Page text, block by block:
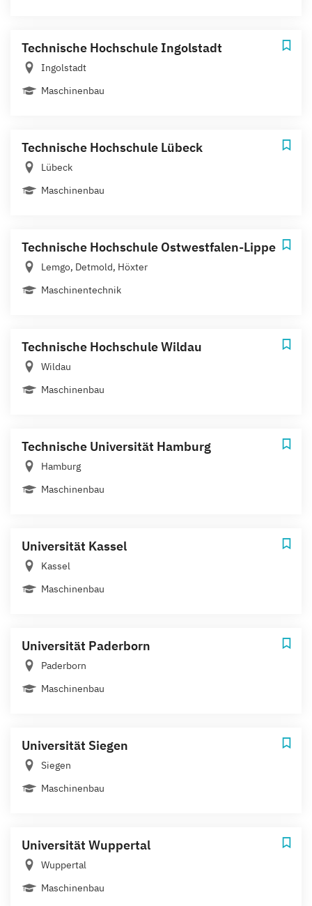
Technische Hochschule Ingolstadt
Ingolstadt
Maschinenbau
Technische Hochschule Lübeck
Lübeck
Maschinenbau
Technische Hochschule Ostwestfalen-Lippe
Lemgo, Detmold, Höxter
Maschinentechnik
Technische Hochschule Wildau
Wildau
Maschinenbau
Technische Universität Hamburg
Hamburg
Maschinenbau
Universität Kassel
Kassel
Maschinenbau
Universität Paderborn
Paderborn
Maschinenbau
Universität Siegen
Siegen
Maschinenbau
Universität Wuppertal
Wuppertal
Maschinenbau